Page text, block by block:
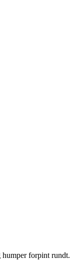
humper forpint rundt.